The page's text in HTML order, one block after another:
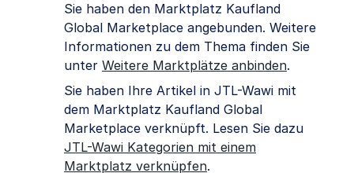
Sie haben den Marktplatz Kaufland
Global Marketplace angebunden. Weitere
Informationen zu dem Thema finden Sie
unter Weitere Marktplätze anbinden.
Sie haben Ihre Artikel in JTL-Wawi mit
dem Marktplatz Kaufland Global
Marketplace verknüpft. Lesen Sie dazu
JTL-Wawi Kategorien mit einem
Marktplatz verknüpfen.